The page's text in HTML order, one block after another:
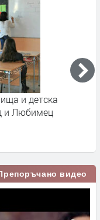
и детска
и Любимец
видео